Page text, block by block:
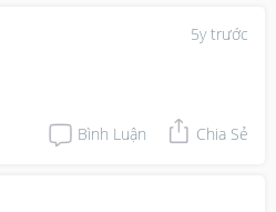
5y trước
Bình Luận Chia Sẻ